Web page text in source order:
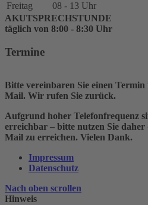
Freitag
08 - 13 Uhr
AKUTSPRECHSTUNDE
täglich von 8:00 - 8:30 Uhr
Termine
Bitte vereinbaren Sie einen
Mail. Wir rufen Sie zurück.
Aufgrund hoher Telefonfrequenz
erreichbar – bitte nutzen Sie
Mail zu erreichen. Vielen Dank.
Impressum
Datenschutz
Nach oben scrollen
Hinweis